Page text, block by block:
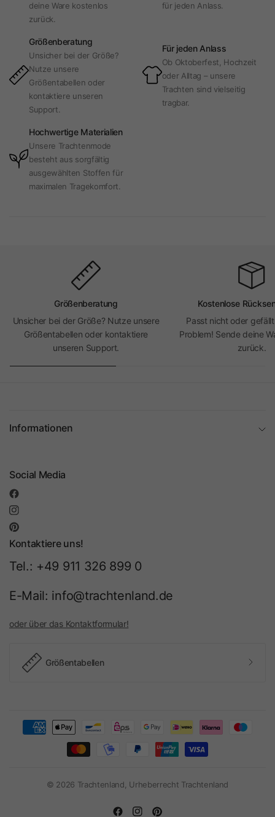
deine Ware kostenlos
zurück.
für jeden Anlass.
Größenberatung
Unsicher bei der Größe?
Nutze unsere
Größentabellen oder
kontaktiere unseren
Support.
Für jeden Anlass
Ob Oktoberfest, Hochzeit
oder Alltag – unsere
Trachten sind vielseitig
tragbar.
Hochwertige Materialien
Unsere Trachtenmode
besteht aus sorgfältig
ausgewählten Stoffen für
maximalen Tragekomfort.
Größenberatung
Unsicher bei der Größe? Nutze unsere
Größentabellen oder kontaktiere
unseren Support.
Kostenlose
Passt nicht oder
Problem! Sende deine
zurück.
Informationen
Social Media
Kontaktiere uns!
Tel.: +49 911 326 899 0
E-Mail: info@trachtenland.de
oder über das Kontaktformular!
Größentabellen
© 2026 Trachtenland, Urheberrecht Trachtenland